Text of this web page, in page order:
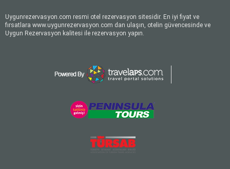
Uygunrezervasyon.com resmi otel rezervasyon sitesidir. En iyi fiyat ve
fırsatlara www.uygunrezervasyon.com dan ulaşın, otelin güvencesinde ve
Uygun Rezervasyon kalitesi ile rezervasyon yapın.